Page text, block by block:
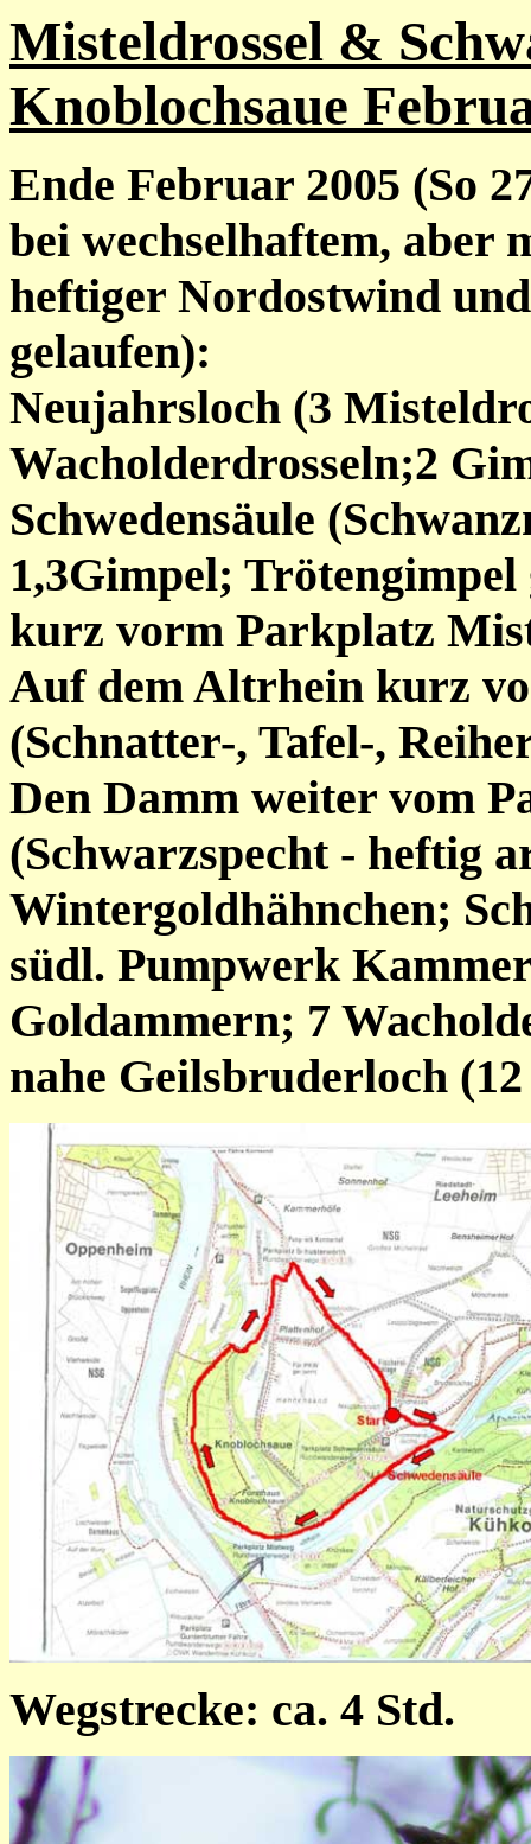
Misteldrossel &
Knoblochsaue
Ende Februar 2005 (So
bei wechselhaftem, aber
heftiger Nordostwind
gelaufen):
Neujahrsloch (3
Wacholderdrosseln;2
Schwedensäule
1,3Gimpel; Trötengimpel
kurz vorm Parkplatz
Auf dem Altrhein kurz
(Schnatter-, Tafel-,
Den Damm weiter vom
(Schwarzspecht - heftig
Wintergoldhähnchen;
südl. Pumpwerk
Goldammern; 7
nahe Geilsbruderloch
Wegstrecke: ca. 4 Std.